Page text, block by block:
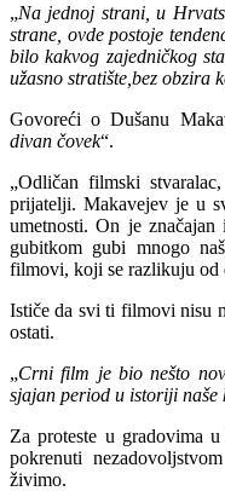
„Na jednoj strani, u
strane, ovde postoje
bilo kakvog zajedničkog
užasno stratište,bez obzira
Govoreći o Dušanu
divan čovek“.
„Odličan filmski
prijatelji. Makavejev je u
umetnosti. On je
gubitkom gubi mnogo
filmovi, koji se razlikuju od
Ističe da svi ti filmovi nisu
ostati.
„Crni film je bio nešto
sjajan period u istoriji naše
Za proteste u gradovima
pokrenuti
živimo.